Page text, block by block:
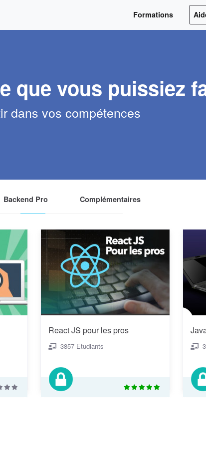
Formations
que vous puissiez
dans vos compétences
Backend Pro Complémentaires
React JS pour les pros
3857 Etudiants